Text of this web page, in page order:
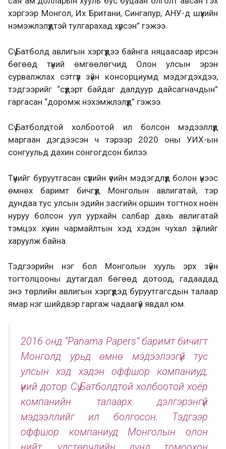
хэргээр Монгол, Их Британи, Сингапур, АНУ-д шүүхийн
нэмэжлэлүүдтэй тулгарахад хүрсэн” гэжээ.
Сү.Батболд авлигын хэргүүдээ байнга няцаасаар ирсэн
бөгөөд түүний өмгөөлөгчид Олон улсын эрэн
сурвалжлах сэтгүүл зүйн консорциумд мэдэгдэхдээ,
тэдгээрийг “сүүдэрт байдаг далдуур дайсагначдын”
гаргасан “доромж нэхэмжлэлүүд” гэжээ.
Сү.Батболдтой холбоотой ил болсон мэдээллүүд
маргаан дэгдээсэн ч тэрээр 2020 оны УИХ-ын
сонгуульд дахин сонгогдсон билээ.
Түүнийг буруутгасан сүүлийн үеийн мэдэгдлүүд болон үүнээс
өмнөх баримт бичгүүд Монголын авлигатай, тэр
дундаа тус улсын эдийн засгийн оршин тогтнох ноён
нуруу болсон уул уурхайн салбар дахь авлигатай
тэмцэх хүчин чармайлтын хэд хэдэн чухал зүйлийг
харуулж байна.
Тэдгээрийн нэг бол Монголын хууль эрх зүйн
тогтолцооны дутагдал бөгөөд дотоод, гадаадад
энэ төрлийн авлигын хэргүүдэд буруутгагсдын талаар
ямар нэг шийдвэр гаргаж чадаагүй явдал юм.
2016 онд “Panama Papers” баримт бичигт
Монголд урьд өмнө мэдээлээгүй тус
улсын хэд хэдэн оффшор компаниуд,
үүний дотор Сү.Батболдтой холбоотой хоёр
компанийн талаарх дэлгэрэнгүй
мэдээллийг ил болгосон. Тэдгээр
оффшор компаниуд Монголын олон